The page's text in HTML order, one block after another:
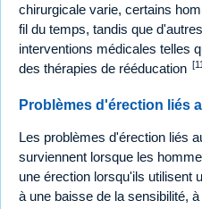
chirurgicale varie, certains
fil du temps, tandis que
interventions médicales telles
des thérapies de rééducation
Problèmes d'érection liés
Les problèmes d'érection liés
surviennent lorsque les
une érection lorsqu'ils utilisent
à une baisse de la sensibilité,